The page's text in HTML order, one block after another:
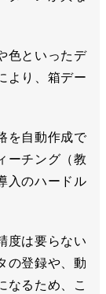
色といったデ
より、箱デー
を自動作成で
ーチング（教
入のハードル
度は要らない
の登録や、動
なるため、こ